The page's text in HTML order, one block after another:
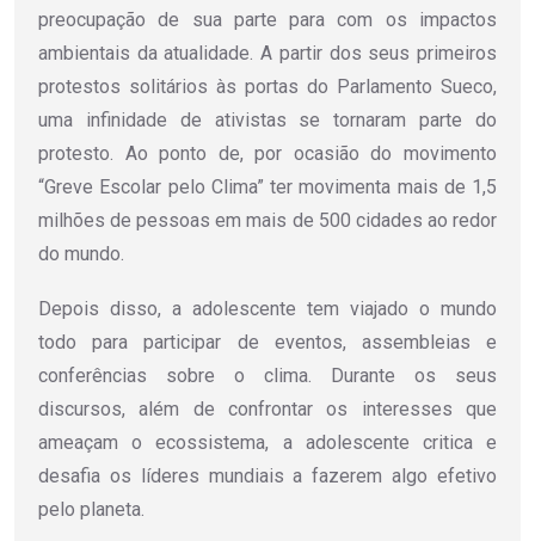
preocupação de sua parte para com os impactos
ambientais da atualidade. A partir dos seus primeiros
protestos solitários às portas do Parlamento Sueco,
uma infinidade de ativistas se tornaram parte do
protesto. Ao ponto de, por ocasião do movimento
“Greve Escolar pelo Clima” ter movimenta mais de 1,5
milhões de pessoas em mais de 500 cidades ao redor
do mundo.
Depois disso, a adolescente tem viajado o mundo
todo para participar de eventos, assembleias e
conferências sobre o clima. Durante os seus
discursos, além de confrontar os interesses que
ameaçam o ecossistema, a adolescente critica e
desafia os líderes mundiais a fazerem algo efetivo
pelo planeta.